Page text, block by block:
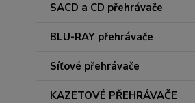
SACD a CD přehrávače
BLU-RAY přehrávače
Síťové přehrávače
KAZETOVÉ PŘEHRÁVAČE